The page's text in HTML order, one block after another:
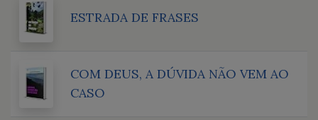
ESTRADA DE FRASES
COM DEUS, A DÚVIDA NÃO VEM AO
CASO